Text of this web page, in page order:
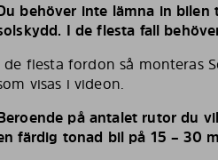
behöver inte lämna in
I de flesta fall
de flesta fordon så monteras
visas i videon.
på antalet rutor du
färdig tonad bil på 15 – 30